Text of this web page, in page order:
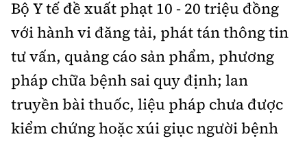
Bộ Y tế đề xuất phạt 10 - 20 triệu đồng
với hành vi đăng tải, phát tán thông tin
tư vấn, quảng cáo sản phẩm, phương
pháp chữa bệnh sai quy định; lan
truyền bài thuốc, liệu pháp chưa được
kiểm chứng hoặc xúi giục người bệnh